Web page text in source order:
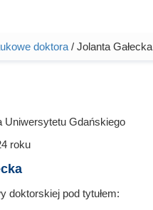
doktora/ Jolanta Gałecka
Uniwersytetu Gdańskiego
roku
doktorskiej pod tytułem: